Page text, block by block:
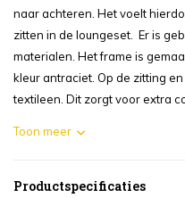
naar achteren. Het voelt
zitten in de loungeset. Er is
materialen. Het frame is
kleur antraciet. Op de zitting
textileen. Dit zorgt voor extra
Toon meer
Productspecificaties